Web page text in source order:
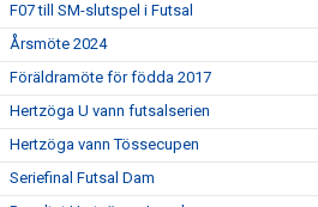
F07 till SM-slutspel i Futsal
Årsmöte 2024
Föräldramöte för födda 2017
Hertzöga U vann futsalserien
Hertzöga vann Tössecupen
Seriefinal Futsal Dam